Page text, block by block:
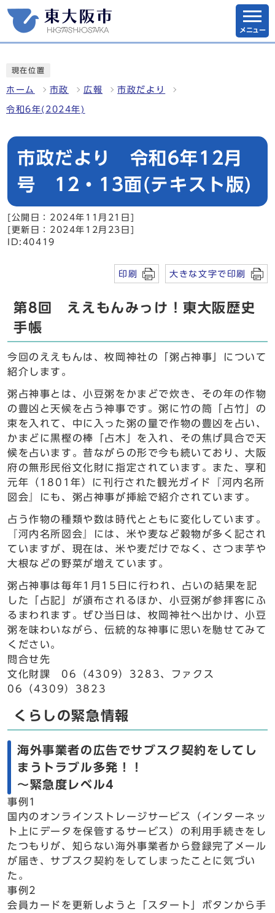
メニュー
現在位置
ホーム 市政 広報 市政だより
令和6年(2024年)
市政だより 令和6年12月
号 12・13面(テキスト版)
[公開日：2024年11月21日]
[更新日：2024年12月23日]
ID:40419
印刷 大きな文字で印刷
第8回 ええもんみっけ！東大阪歴史
手帳
今回のええもんは、枚岡神社の「粥占神事」について
紹介します。
粥占神事とは、小豆粥をかまどで炊き、その年の作物
の豊凶と天候を占う神事です。粥に竹の筒「占竹」の
束を入れて、中に入った粥の量で作物の豊凶を占い、
かまどに黒樫の棒「占木」を入れ、その焦げ具合で天
候を占います。昔ながらの形で今も続いており、大阪
府の無形民俗文化財に指定されています。また、享和
元年（1801年）に刊行された観光ガイド『河内名所
図会』にも、粥占神事が挿絵で紹介されています。
占う作物の種類や数は時代とともに変化しています。
『河内名所図会』には、米や麦など穀物が多く記され
ていますが、現在は、米や麦だけでなく、さつま芋や
大根などの野菜が増えています。
粥占神事は毎年1月15日に行われ、占いの結果を記
した「占記」が頒布されるほか、小豆粥が参拝客にふ
るまわれます。ぜひ当日は、枚岡神社へ出かけ、小豆
粥を味わいながら、伝統的な神事に思いを馳せてみて
ください。
問合せ先
文化財課 06（4309）3283、ファクス
06（4309）3823
くらしの緊急情報
海外事業者の広告でサブスク契約をしてし
まうトラブル多発！！
～緊急度レベル4
事例1
国内のオンラインストレージサービス（インターネッ
ト上にデータを保管するサービス）の利用手続きをし
たつもりが、知らない海外事業者から登録完了メール
が届き、サブスク契約をしてしまったことに気づい
た。
事例2
会員カードを更新しようと「スタート」ボタンから手